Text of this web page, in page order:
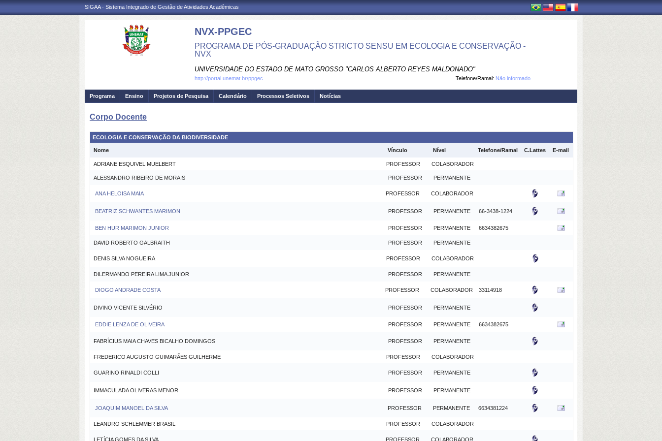
SIGAA - Sistema Integrado de Gestão de Atividades Acadêmicas
NVX-PPGEC
PROGRAMA DE PÓS-GRADUAÇÃO STRICTO SENSU EM ECOLOGIA E CONSERVAÇÃO -
NVX
UNIVERSIDADE DO ESTADO DE MATO GROSSO "CARLOS ALBERTO REYES MALDONADO"
Telefone/Ramal: Não informado
http://portal.unemat.br/ppgec
Programa Ensino Projetos de Pesquisa Calendário Processos Seletivos Notícias
Corpo Docente
ECOLOGIA E CONSERVAÇÃO DA BIODIVERSIDADE
Nome Vínculo Nível Telefone/Ramal C.Lattes E-mail
ADRIANE ESQUIVEL MUELBERT PROFESSOR COLABORADOR
ALESSANDRO RIBEIRO DE MORAIS PROFESSOR PERMANENTE
ANA HELOISA MAIA PROFESSOR COLABORADOR
BEATRIZ SCHWANTES MARIMON PROFESSOR PERMANENTE 66-3438-1224
BEN HUR MARIMON JUNIOR PROFESSOR PERMANENTE 6634382675
DAVID ROBERTO GALBRAITH PROFESSOR PERMANENTE
DENIS SILVA NOGUEIRA PROFESSOR COLABORADOR
DILERMANDO PEREIRA LIMA JUNIOR PROFESSOR PERMANENTE
DIOGO ANDRADE COSTA PROFESSOR COLABORADOR 33114918
DIVINO VICENTE SILVÉRIO PROFESSOR PERMANENTE
EDDIE LENZA DE OLIVEIRA PROFESSOR PERMANENTE 6634382675
FABRÍCIUS MAIA CHAVES BICALHO DOMINGOS PROFESSOR PERMANENTE
FREDERICO AUGUSTO GUIMARÃES GUILHERME PROFESSOR COLABORADOR
GUARINO RINALDI COLLI PROFESSOR PERMANENTE
IMMACULADA OLIVERAS MENOR PROFESSOR PERMANENTE
JOAQUIM MANOEL DA SILVA PROFESSOR PERMANENTE 6634381224
LEANDRO SCHLEMMER BRASIL PROFESSOR COLABORADOR
LETÍCIA GOMES DA SILVA PROFESSOR COLABORADOR